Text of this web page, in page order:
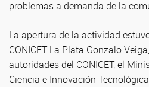
problemas a demanda de la
La apertura de la actividad
CONICET La Plata Gonzalo
autoridades del CONICET, el
Ciencia e Innovación